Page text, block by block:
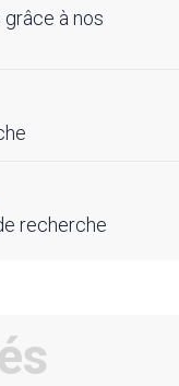
à nos
recherche